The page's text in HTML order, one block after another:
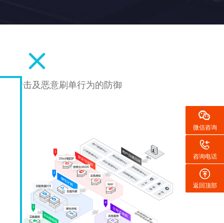
络攻击及恶意刷单行为的防御
微信咨询
咨询电话
返回顶部